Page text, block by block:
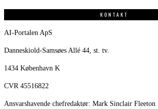
KONTAKT
AI-Portalen ApS
Danneskiold-Samsøes Allé 44, st. tv.
1434 København K
CVR 45516822
Ansvarshavende chefredaktør: Mark Sinclair Fleeton